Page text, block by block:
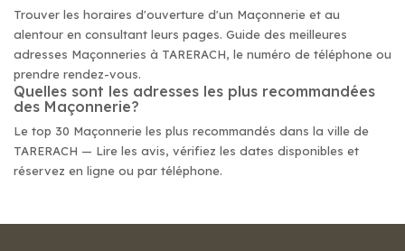
Trouver les horaires d'ouverture d'un Maçonnerie et au
alentour en consultant leurs pages. Guide des meilleures
adresses Maçonneries à TARERACH, le numéro de téléphone ou
prendre rendez-vous.
Quelles sont les adresses les plus recommandées
des Maçonnerie?
Le top 30 Maçonnerie les plus recommandés dans la ville de
TARERACH — Lire les avis, vérifiez les dates disponibles et
réservez en ligne ou par téléphone.